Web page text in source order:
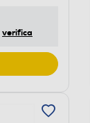
verifica